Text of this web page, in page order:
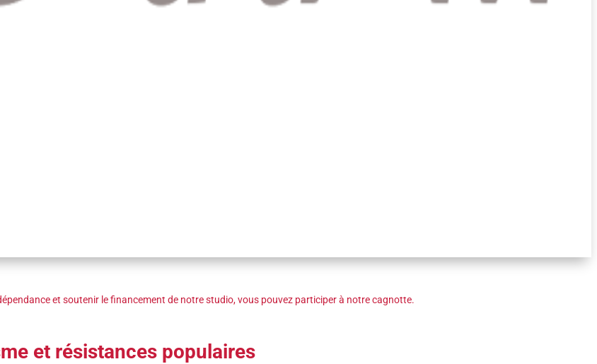
et soutenir le financement de notre studio, vous pouvez participer à notre cagnotte.
et résistances populaires